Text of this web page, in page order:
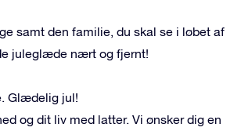
samt den familie, du skal se i løbet af
juleglæde nært og fjernt!
Glædelig jul!
og dit liv med latter. Vi ønsker dig en